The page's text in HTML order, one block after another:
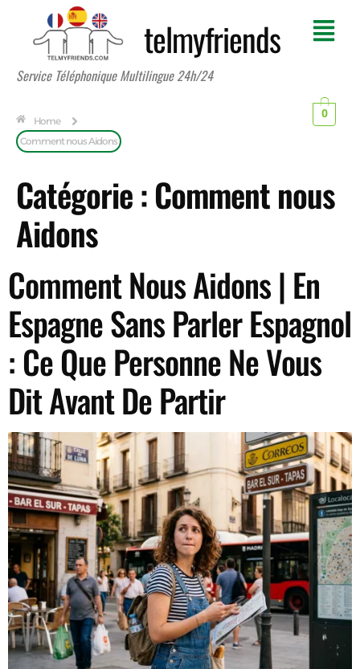
telmyfriends
Service Téléphonique Multilingue 24h/24
Home
Comment nous Aidons
0
Catégorie :Comment nous
Aidons
Comment Nous Aidons | En
Espagne Sans Parler Espagnol
: Ce Que Personne Ne Vous
Dit Avant De Partir